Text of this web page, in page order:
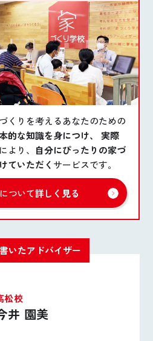
くりを考えるあなたのための
的な知識を身につけ、 実際
より、 自分にぴったりの家づ
ていただく サービスです。
ついて詳しく見る
いたアドバイザー
松校
井 園美